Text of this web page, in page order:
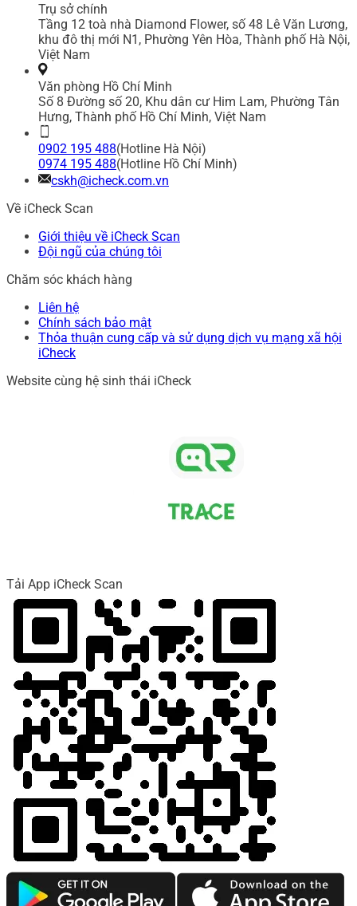
Trụ sở chính
Tầng 12 toà nhà Diamond Flower, số 48 Lê Văn Lương,
khu đô thị mới N1, Phường Yên Hòa, Thành phố Hà Nội,
Việt Nam
Văn phòng Hồ Chí Minh
Số 8 Đường số 20, Khu dân cư Him Lam, Phường Tân
Hưng, Thành phố Hồ Chí Minh, Việt Nam
0902 195 488(Hotline Hà Nội)
0974 195 488(Hotline Hồ Chí Minh)
cskh@icheck.com.vn
Về iCheck Scan
Giới thiệu về iCheck Scan
Đội ngũ của chúng tôi
Chăm sóc khách hàng
Liên hệ
Chính sách bảo mật
Thỏa thuận cung cấp và sử dụng dịch vụ mạng xã hội
iCheck
Website cùng hệ sinh thái iCheck
Tải App iCheck Scan